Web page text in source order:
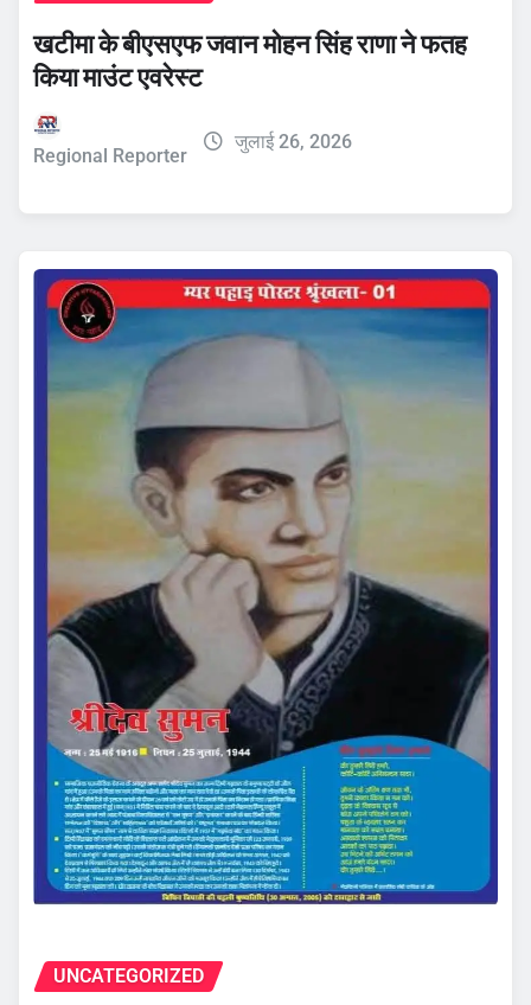
खटीमा के बीएसएफ जवान मोहन सिंह राणा ने फतह
किया माउंट एवरेस्ट
Regional Reporter
जुलाई 26, 2026
UNCATEGORIZED